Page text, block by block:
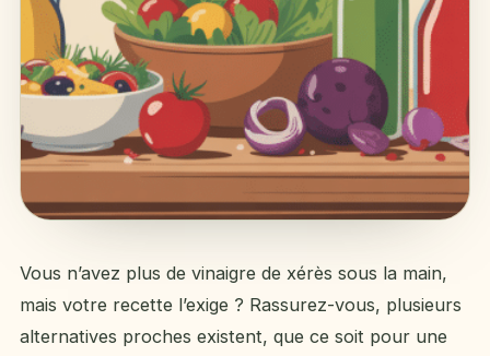
Vous n’avez plus de vinaigre de xérès sous la main,
mais votre recette l’exige ? Rassurez-vous, plusieurs
alternatives proches existent, que ce soit pour une